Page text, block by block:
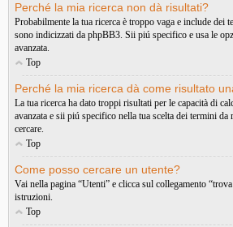
Perché la mia ricerca non dà risultati?
Probabilmente la tua ricerca è troppo vaga e include dei
sono indicizzati da phpBB3. Sii piú specifico e usa le
avanzata.
Top
Perché la mia ricerca dà come risultato
La tua ricerca ha dato troppi risultati per le capacità di
avanzata e sii piú specifico nella tua scelta dei termini
cercare.
Top
Come posso cercare un utente?
Vai nella pagina “Utenti” e clicca sul collegamento
istruzioni.
Top